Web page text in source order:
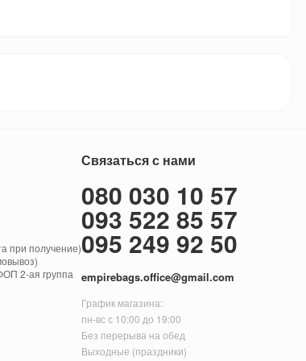
при получение)
2-ая группа
Связаться с нами
080 030 10 57
093 522 85 57
095 249 92 50
empirebags.office@gmail.com
График магазина:
пн-вс с 10:00 до 19:00
Без перерыва на обед
Выходные (праздники)